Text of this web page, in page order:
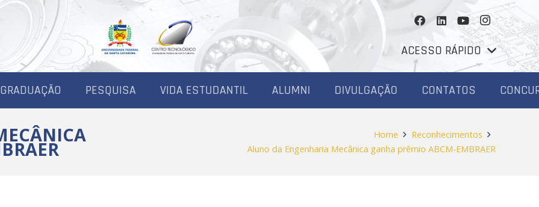
ACESSO RÁPIDO
PESQUISA VIDA ESTUDANTIL ALUMNI DIVULGAÇÃO CONTATOS
Home
Reconhecimentos
Aluno da Engenharia Mecânica ganha prêmio ABCM-EMBRAER